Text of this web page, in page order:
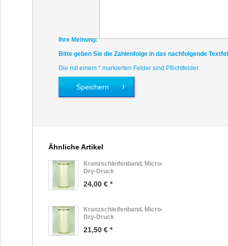
Ihre Meinung:
Bitte geben Sie die Zahlenfolge in das nachfolgende
Die mit einem * markierten Felder sind Pflichtfelder.
Ähnliche Artikel
Kranzschleifenband, Micro-
Dry-Druck
24,00 € *
Kranzschleifenband, Micro-
Dry-Druck
21,50 € *